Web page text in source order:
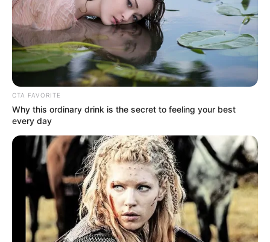
CTA FAVORITE
Why this ordinary drink is the secret to feeling your best
every day